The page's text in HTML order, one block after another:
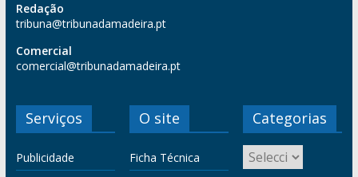
Redação
tribuna@tribunadamadeira.pt
Comercial
comercial@tribunadamadeira.pt
Serviços
Publicidade
O site
Ficha Técnica
Categorias